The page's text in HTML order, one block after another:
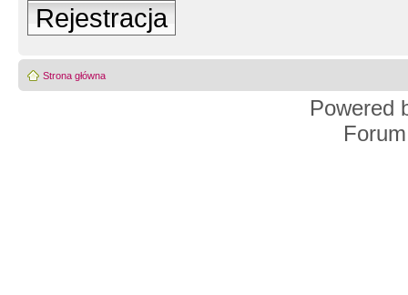
Rejestracja
Strona główna
Powered